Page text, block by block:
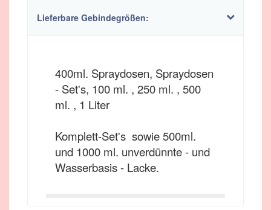
Lieferbare Gebindegrößen:
400ml. Spraydosen, Spraydosen
- Set's, 100 ml. , 250 ml. , 500
ml. , 1 Liter
Komplett-Set's sowie 500ml.
und 1000 ml. unverdünnte - und
Wasserbasis - Lacke.